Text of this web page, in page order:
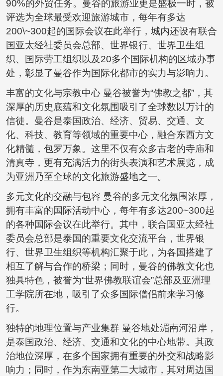
90%的外贸任务。曼谷的旅游业更是盛极一时，被
评选为全球最受欢迎旅游城市，每年有多达
200\~300起的国际会议在此举行，城内还设有联合
国亚太经社委员会总部、世界银行、世界卫生组
织、国际劳工组织以及20多个国际机构的区域办事
处，彰显了曼谷作为国际化都市的实力与影响力。
丰富的文化与宗教中心 曼谷被誉为“佛教之都”，其
深厚的历史底蕴和文化氛围吸引了全球数以万计的
信徒。曼谷是泰国政治、经济、贸易、交通、文
化、科技、教育等领域的重要中心，融合东西方文
化精髓，包罗万象。这里不仅有众多古老的寺庙和
清真寺，更有充满活力的街头表演和艺术展览，成
为亚洲乃至全球的文化旅游盛地之一。
多元文化的交融与包容 曼谷的多元文化氛围浓厚，
拥有丰富的国际活动中心，每年有多达200~300起
的各种国际会议在此举行。其中，联合国亚太经社
委员会总部是泰国的重要文化交流平台，世界银
行、世界卫生组织等机构汇聚于此，为各国搭建了
相互了解与合作的桥梁；同时，曼谷的佛教文化也
独具特色，被誉为“世界佛教联谊会”总部及亚洲理
工学院所在地，吸引了众多国际僧侣前来学习修
行。
独特的地理位置与产业集群 曼谷地处湄南河沿岸，
是泰国政治、经济、交通和文化的中心地带。其政
治地位深厚，在多个国家拥有重要的外交和战略影
响力；同时，作为东南亚第二大城市，其对周边国